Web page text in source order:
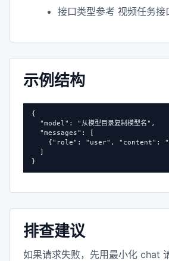
接口类型参考 视频任务接
示例结构
{
  "model": "从模型目录复制模型名",
  "messages": [
{"role": "user", "content": "
  ]
}
排查建议
如果请求失败，先用最小化 chat